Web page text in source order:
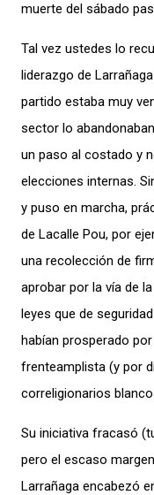
muerte del sábado
Tal vez ustedes lo
liderazgo de
partido estaba muy
sector lo
un paso al costado y
elecciones internas.
y puso en marcha,
de Lacalle Pou, por
una recolección de
aprobar por la vía de
leyes que de
habían prosperado
frenteamplista (y por
correligionarios
Su iniciativa fracasó
pero el escaso
Larrañaga encabezó